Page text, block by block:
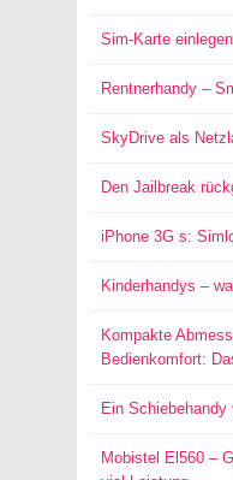
Sim-Karte
Rentnerhandy –
SkyDrive als
Den Jailbreak
iPhone 3G s:
Kinderhandys –
Kompakte
Bedienkomfort:
Ein
Mobistel El560 –